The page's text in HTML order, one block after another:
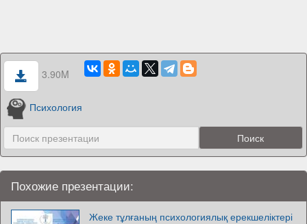
3.90M
Психология
Похожие презентации:
Жеке тұлғаның психологиялық ерекшеліктері